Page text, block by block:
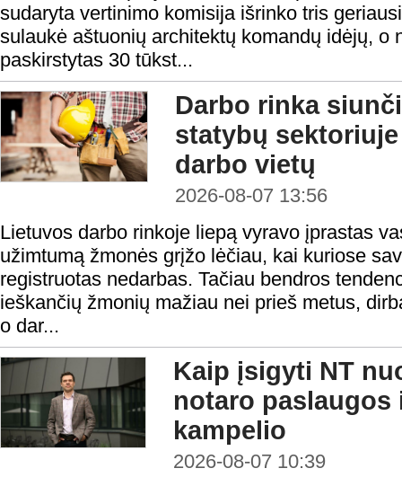
sudaryta vertinimo komisija išrinko tris
sulaukė aštuonių architektų komandų idėjų, o
paskirstytas 30 tūkst...
Darbo rinka
statybų
darbo vietų
2026-08-07 13:56
Lietuvos darbo rinkoje liepą vyravo įprastas
užimtumą žmonės grįžo lėčiau, kai kuriose
registruotas nedarbas. Tačiau bendros
ieškančių žmonių mažiau nei prieš metus,
o dar...
Kaip įsigyti NT
notaro
kampelio
2026-08-07 10:39